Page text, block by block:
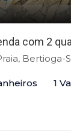
com 2
Bertioga-
1